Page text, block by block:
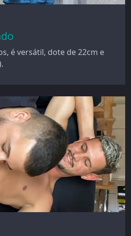
é versátil, dote de 22cm e